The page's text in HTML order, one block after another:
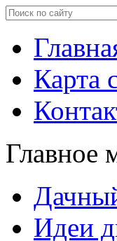
Карта
Главное
Идеи